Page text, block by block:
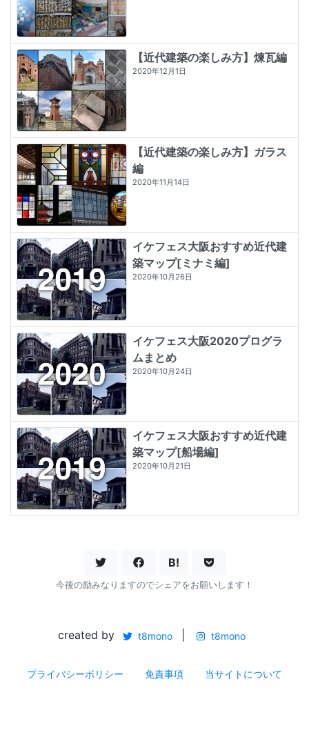
【近代建築の楽しみ方】煉瓦編
2020年12月1日
【近代建築の楽しみ方】ガラス
編
2020年11月14日
イケフェス大阪おすすめ近代建
築マップ[ミナミ編]
2020年10月26日
イケフェス大阪2020プログラ
ムまとめ
2020年10月24日
イケフェス大阪おすすめ近代建
築マップ[船場編]
2020年10月21日
B!
今後の励みなりますのでシェアをお願いします！
created by t8mono t8mono
プライバシーポリシー 免責事項 当サイトについて